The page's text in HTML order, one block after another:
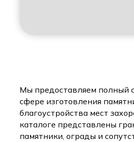
Мы предоставляем полный
сфере изготовления
благоустройства мест
каталоге представлены
памятники, ограды и